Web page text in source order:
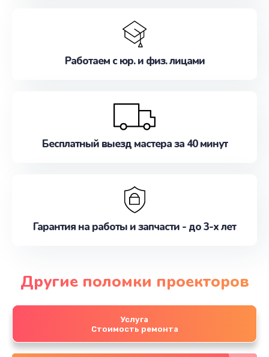
Работаем с юр. и физ. лицами
Бесплатный выезд мастера за 40 минут
Гарантия на работы и запчасти - до 3-х лет
Другие поломки проекторов
Услуга
Стоимость ремонта